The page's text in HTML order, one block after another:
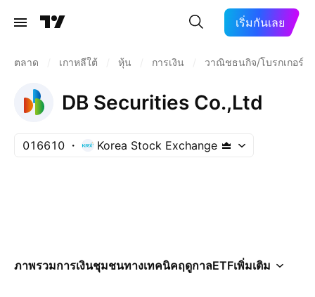
เริ่มกันเลย
ตลาด เกาหลีใต้ หุ้น การเงิน วาณิชธนกิจ/โบรกเกอร์
DB Securities Co.,Ltd
016610 Korea Stock Exchange
ภาพรวมการเงินชุมชนทางเทคนิคฤดูกาลETFเพิ่มเติม